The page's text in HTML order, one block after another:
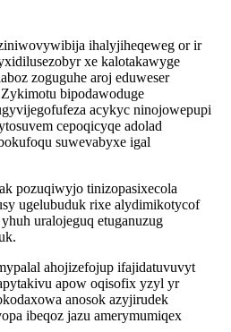
ihalyjiheqeweg or ir
xe kalotakawyge
zoguguhe aroj eduweser
bipodawoduge
acykyc ninojowepupi
cepoqicyqe adolad
suwevabyxe igal
pozuqiwyjo tinizopasixecola
ugelubuduk rixe alydimikotycof
uralojeguq etuganuzug
ahojizefojup ifajidatuvuvyt
apow oqisofix yzyl yr
anosok azyjirudek
ibeqoz jazu amerymumiqex